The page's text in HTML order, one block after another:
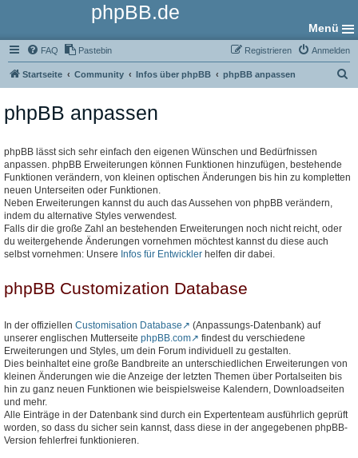
phpBB.de
Menü
FAQ Pastebin Anmelden
Registrieren
Startseite Community Infos über phpBB phpBB anpassen
phpBB anpassen
phpBB lässt sich sehr einfach den eigenen Wünschen und Bedürfnissen
anpassen. phpBB Erweiterungen können Funktionen hinzufügen, bestehende
Funktionen verändern, von kleinen optischen Änderungen bis hin zu kompletten
neuen Unterseiten oder Funktionen.
Neben Erweiterungen kannst du auch das Aussehen von phpBB verändern,
indem du alternative Styles verwendest.
Falls dir die große Zahl an bestehenden Erweiterungen noch nicht reicht, oder
du weitergehende Änderungen vornehmen möchtest kannst du diese auch
selbst vornehmen: Unsere Infos für Entwickler helfen dir dabei.
phpBB Customization Database
In der offiziellen Customisation Database
(Anpassungs-Datenbank) auf
unserer englischen Mutterseite phpBB.com
findest du verschiedene
Erweiterungen und Styles, um dein Forum individuell zu gestalten.
Dies beinhaltet eine große Bandbreite an unterschiedlichen Erweiterungen von
kleinen Änderungen wie die Anzeige der letzten Themen über Portalseiten bis
hin zu ganz neuen Funktionen wie beispielsweise Kalendern, Downloadseiten
und mehr.
Alle Einträge in der Datenbank sind durch ein Expertenteam ausführlich geprüft
worden, so dass du sicher sein kannst, dass diese in der angegebenen phpBB-
Version fehlerfrei funktionieren.